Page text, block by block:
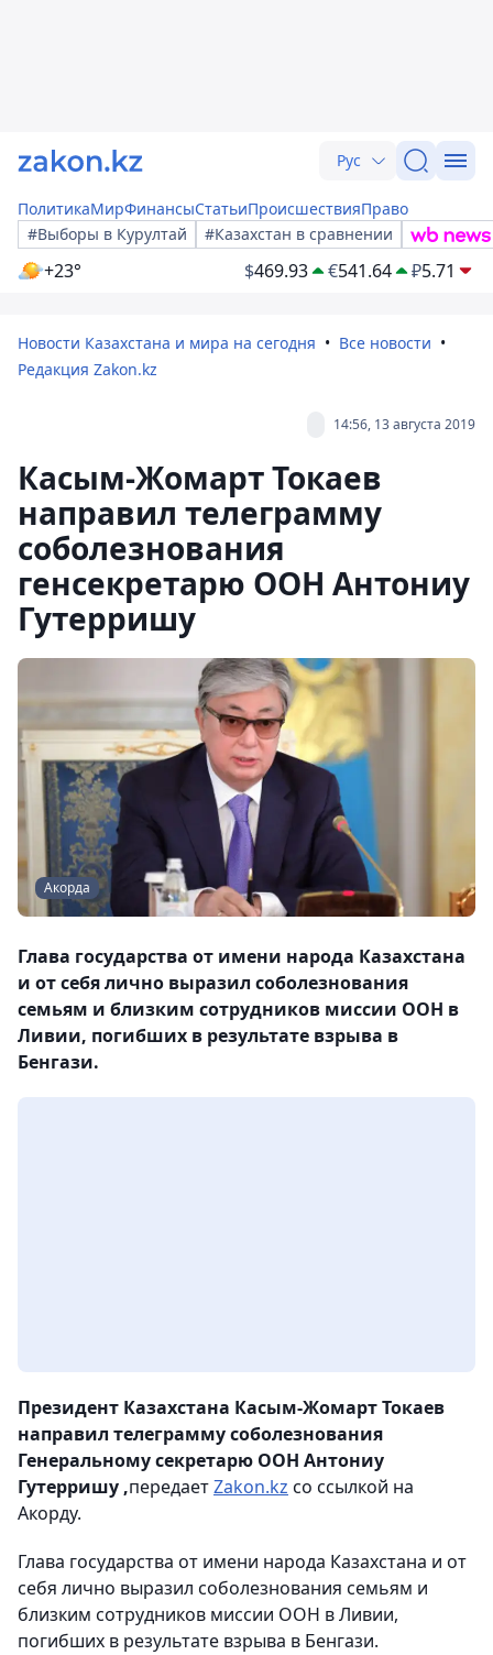
Рус
ПолитикаМирФинансыСтатьиПроисшествияПраво
#Выборы в Курултай
#Казахстан в сравнении
+23° $469.93 €541.64 ₽5.71
Новости Казахстана и мира на сегодня
Все новости
Редакция Zakon.kz
14:56, 13 августа 2019
Касым-Жомарт Токаев
направил телеграмму
соболезнования
генсекретарю ООН Антониу
Гутерришу
Акорда
Глава государства от имени народа Казахстана
и от себя лично выразил соболезнования
семьям и близким сотрудников миссии ООН в
Ливии, погибших в результате взрыва в
Бенгази.
Президент Казахстана Касым-Жомарт Токаев
направил телеграмму соболезнования
Генеральному секретарю ООН Антониу
Гутерришу ,передаетZakon.kz со ссылкой на
Акорду.
Глава государства от имени народа Казахстана и от
себя лично выразил соболезнования семьям и
близким сотрудников миссии ООН в Ливии,
погибших в результате взрыва в Бенгази.